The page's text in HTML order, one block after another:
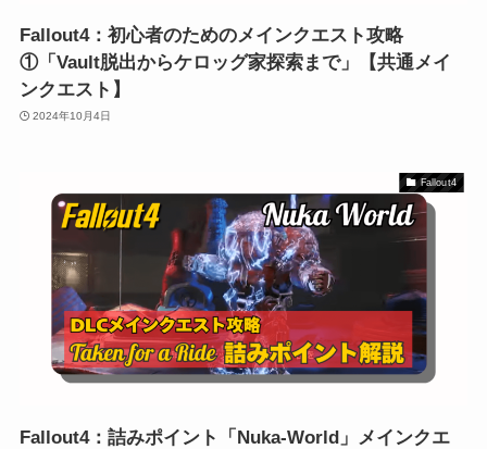
Fallout4：初心者のためのメインクエスト攻略
①「Vault脱出からケロッグ家探索まで」【共通メイ
ンクエスト】
2024年10月4日
Fallout4
Fallout4：詰みポイント「Nuka-World」メインクエ